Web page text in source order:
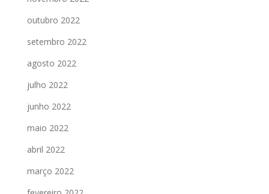
outubro 2022
setembro 2022
agosto 2022
julho 2022
junho 2022
maio 2022
abril 2022
março 2022